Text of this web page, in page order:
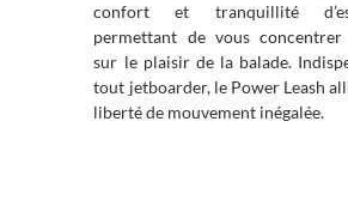
confort et tranquillité
permettant de vous concentrer
sur le plaisir de la balade.
tout jetboarder, le Power Leash
liberté de mouvement inégalée.